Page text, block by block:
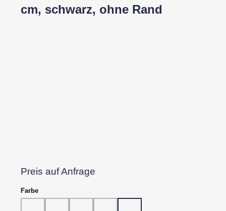
cm, schwarz, ohne Rand
Preis auf Anfrage
Farbeauswählen